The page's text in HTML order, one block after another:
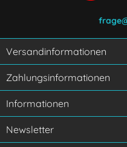
Versandinformationen
Zahlungsinformationen
Informationen
Newsletter